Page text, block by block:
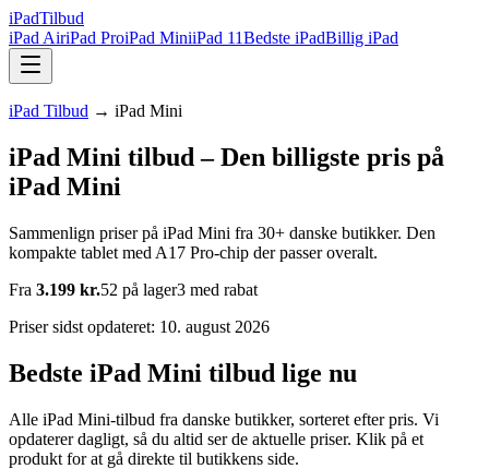
iPadTilbud
iPad AiriPad ProiPad MiniiPad 11Bedste iPadBillig iPad
iPad Tilbud → iPad Mini
iPad Mini tilbud – Den billigste pris på
iPad Mini
Sammenlign priser på iPad Mini fra 30+ danske butikker. Den
kompakte tablet med A17 Pro-chip der passer overalt.
Fra 3.199 kr.52 på lager3 med rabat
Priser sidst opdateret: 10. august 2026
Bedste iPad Mini tilbud lige nu
Alle iPad Mini-tilbud fra danske butikker, sorteret efter pris. Vi
opdaterer dagligt, så du altid ser de aktuelle priser. Klik på et
produkt for at gå direkte til butikkens side.